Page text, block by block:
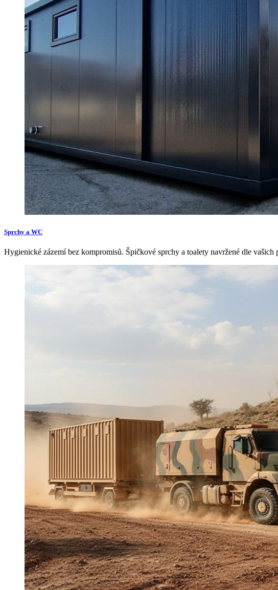
Sprchy a WC
Hygienické zázemí bez kompromisů. Špičkové sprchy a toalety navržené dle